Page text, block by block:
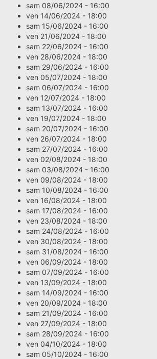
sam 08/06/2024 - 16:00
ven 14/06/2024 - 18:00
sam 15/06/2024 - 16:00
ven 21/06/2024 - 18:00
sam 22/06/2024 - 16:00
ven 28/06/2024 - 18:00
sam 29/06/2024 - 16:00
ven 05/07/2024 - 18:00
sam 06/07/2024 - 16:00
ven 12/07/2024 - 18:00
sam 13/07/2024 - 16:00
ven 19/07/2024 - 18:00
sam 20/07/2024 - 16:00
ven 26/07/2024 - 18:00
sam 27/07/2024 - 16:00
ven 02/08/2024 - 18:00
sam 03/08/2024 - 16:00
ven 09/08/2024 - 18:00
sam 10/08/2024 - 16:00
ven 16/08/2024 - 18:00
sam 17/08/2024 - 16:00
ven 23/08/2024 - 18:00
sam 24/08/2024 - 16:00
ven 30/08/2024 - 18:00
sam 31/08/2024 - 16:00
ven 06/09/2024 - 18:00
sam 07/09/2024 - 16:00
ven 13/09/2024 - 18:00
sam 14/09/2024 - 16:00
ven 20/09/2024 - 18:00
sam 21/09/2024 - 16:00
ven 27/09/2024 - 18:00
sam 28/09/2024 - 16:00
ven 04/10/2024 - 18:00
sam 05/10/2024 - 16:00